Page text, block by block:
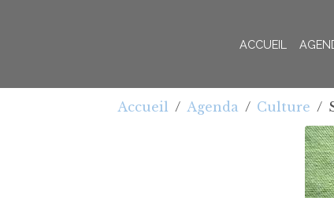
ACCUEIL
Accueil Agenda Culture